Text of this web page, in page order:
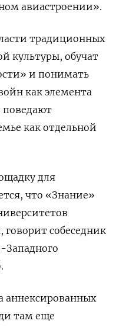
авиастроении».
традиционных
культуры, обучат
и понимать
как элемента
как отдельной
для
что «Знание»
собеседник
Западного
аннексированных
там еще